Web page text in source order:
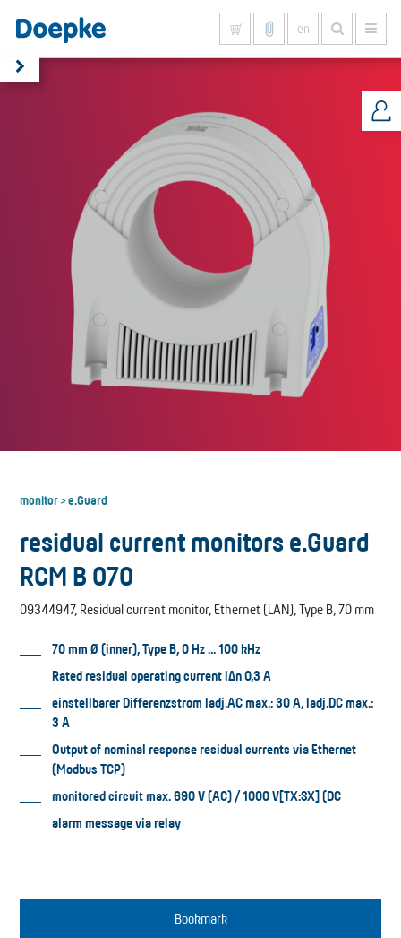
en
monitor>e.Guard
residual current monitors e.Guard
RCM B 070
09344947, Residual current monitor, Ethernet (LAN), Type B, 70 mm
70 mm Ø (inner), Type B, 0 Hz ... 100 kHz
Rated residual operating current I∆n 0,3 A
einstellbarer Differenzstrom Iadj.AC max.: 30 A, Iadj.DC max.:
3 A
Output of nominal response residual currents via Ethernet
(Modbus TCP)
monitored circuit max. 690 V (AC) / 1000 V[TX:SX] (DC
alarm message via relay
Bookmark